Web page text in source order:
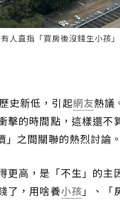
人直指「買房後沒錢生小孩
史新低，引起網友熱議
擊的時間點，這樣還不
」之間關聯的熱烈討論。
高，是「不生」的主
了，用啥養小孩 」、「